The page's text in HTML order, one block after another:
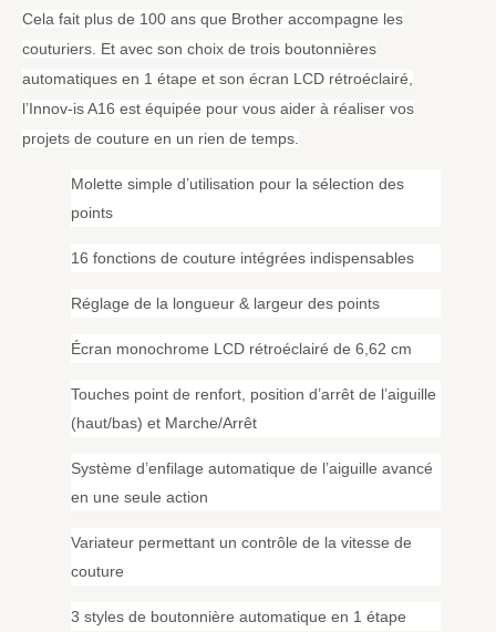
Cela fait plus de 100 ans que Brother accompagne les
couturiers. Et avec son choix de trois boutonnières
automatiques en 1 étape et son écran LCD rétroéclairé,
l’Innov-is A16 est équipée pour vous aider à réaliser vos
projets de couture en un rien de temps.
Molette simple d’utilisation pour la sélection des
points
16 fonctions de couture intégrées indispensables
Réglage de la longueur & largeur des points
Écran monochrome LCD rétroéclairé de 6,62 cm
Touches point de renfort, position d’arrêt de l’aiguille
(haut/bas) et Marche/Arrêt
Système d’enfilage automatique de l’aiguille avancé
en une seule action
Variateur permettant un contrôle de la vitesse de
couture
3 styles de boutonnière automatique en 1 étape